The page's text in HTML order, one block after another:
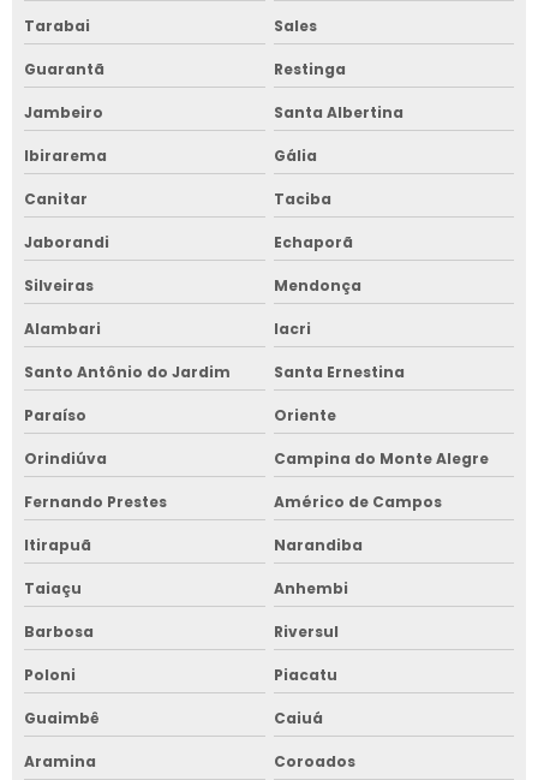
Tarabai Sales
Guarantã Restinga
Jambeiro Santa Albertina
Ibirarema Gália
Canitar Taciba
Jaborandi Echaporã
Silveiras Mendonça
Alambari Iacri
Santo Antônio do Jardim Santa Ernestina
Paraíso Oriente
Orindiúva Campina do Monte Alegre
Fernando Prestes Américo de Campos
Itirapuã Narandiba
Taiaçu Anhembi
Barbosa Riversul
Poloni Piacatu
Guaimbê Caiuá
Aramina Coroados